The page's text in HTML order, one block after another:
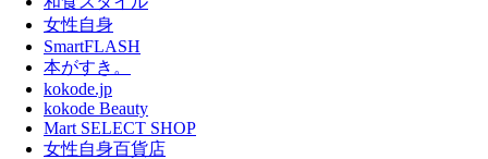
女性自身
SmartFLASH
本がすき。
kokode.jp
kokode Beauty
Mart SELECT SHOP
女性自身百貨店